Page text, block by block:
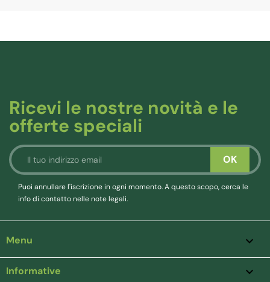
Ricevi le nostre novità e le
offerte speciali
Puoi annullare l'iscrizione in ogni momento. A questo scopo, cerca le
info di contatto nelle note legali.
Menu 
Informative 